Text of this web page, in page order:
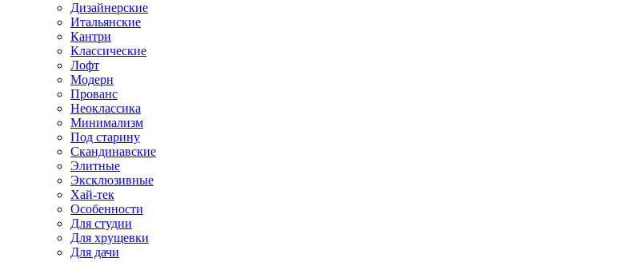
Дизайнерские
Итальянские
Кантри
Классические
Лофт
Модерн
Прованс
Неоклассика
Минимализм
Под старину
Скандинавские
Элитные
Эксклюзивные
Хай-тек
Особенности
Для студии
Для хрущевки
Для дачи